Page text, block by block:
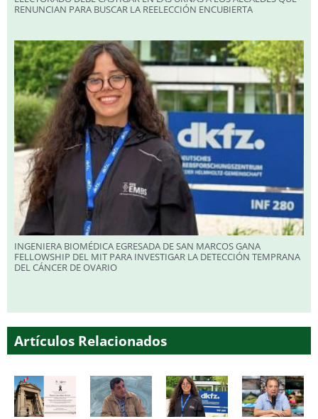
RENUNCIAN PARA BUSCAR LA REELECCIÓN ENCUBIERTA
INGENIERA BIOMÉDICA EGRESADA DE SAN MARCOS GANA
FELLOWSHIP DEL MIT PARA INVESTIGAR LA DETECCIÓN TEMPRANA
DEL CÁNCER DE OVARIO
Artículos Relacionados